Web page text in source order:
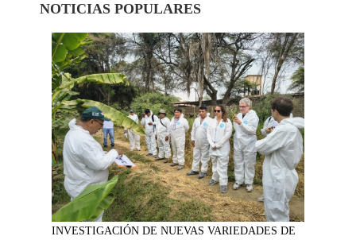
NOTICIAS POPULARES
INVESTIGACIÓN DE NUEVAS VARIEDADES DE